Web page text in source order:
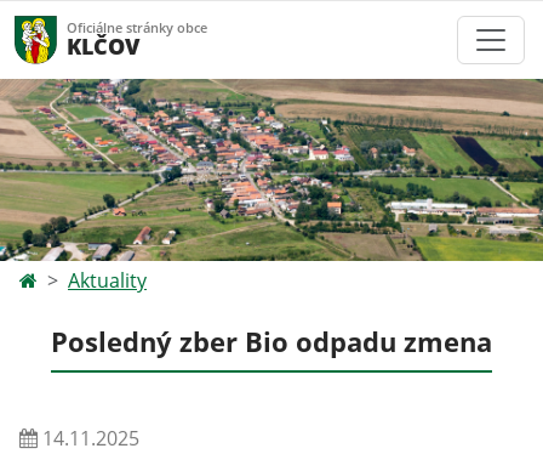
Oficiálne stránky obce
KLČOV
Aktuality
Posledný zber Bio odpadu zmena
14.11.2025